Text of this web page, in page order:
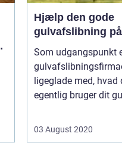
Hjælp den gode
gulvafslibning
Som udgangspunkt
ligeglade med, hvad
egentlig bruger dit
03 August 2020